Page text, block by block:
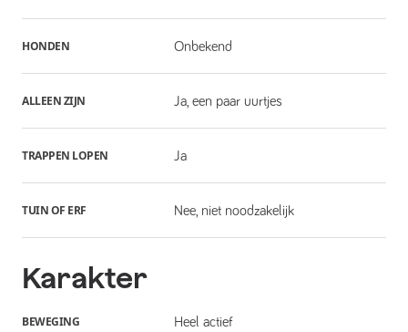
HONDEN Onbekend
ALLEEN ZIJN Ja, een paar uurtjes
TRAPPEN LOPEN Ja
TUIN OF ERF Nee, niet noodzakelijk
Karakter
BEWEGING Heel actief